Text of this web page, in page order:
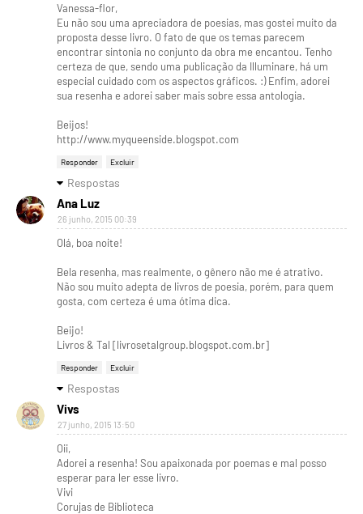
Vanessa-flor,
Eu não sou uma apreciadora de poesias, mas gostei muito da
proposta desse livro. O fato de que os temas parecem
encontrar sintonia no conjunto da obra me encantou. Tenho
certeza de que, sendo uma publicação da Illuminare, há um
especial cuidado com os aspectos gráficos. :) Enfim, adorei
sua resenha e adorei saber mais sobre essa antologia.
Beijos!
http://www.myqueenside.blogspot.com
Responder Excluir
Respostas
Ana Luz
26 junho, 2015 00:39
Olá, boa noite!
Bela resenha, mas realmente, o gênero não me é atrativo.
Não sou muito adepta de livros de poesia, porém, para quem
gosta, com certeza é uma ótima dica.
Beijo!
Livros & Tal [livrosetalgroup.blogspot.com.br]
Responder Excluir
Respostas
Vivs
27 junho, 2015 13:50
Oii,
Adorei a resenha! Sou apaixonada por poemas e mal posso
esperar para ler esse livro.
Vivi
Corujas de Biblioteca